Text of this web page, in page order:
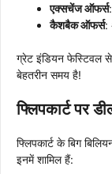
एक्सचेंज ऑफर्स
कैशबैक ऑफर्स:
ग्रेट इंडियन फेस्टिवल
बेहतरीन समय है!
फ्लिपकार्ट पर
फ्लिपकार्ट के बिग
इनमें शामिल हैं: